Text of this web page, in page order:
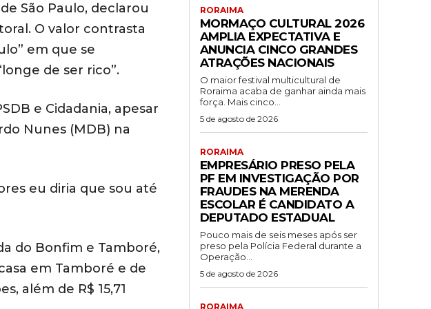
São Paulo, declarou
O valor contrasta
em que se
de ser rico”.
e Cidadania, apesar
Nunes (MDB) na
eu diria que sou até
do Bonfim e Tamboré,
em Tamboré e de
além de R$ 15,71
RORAIMA
MORMAÇO CULTURAL 2026
AMPLIA EXPECTATIVA E
ANUNCIA CINCO GRANDES
ATRAÇÕES NACIONAIS
O maior festival multicultural de
Roraima acaba de ganhar ainda mais
força. Mais cinco...
5 de agosto de 2026
RORAIMA
EMPRESÁRIO PRESO PELA
PF EM INVESTIGAÇÃO POR
FRAUDES NA MERENDA
ESCOLAR É CANDIDATO A
DEPUTADO ESTADUAL
Pouco mais de seis meses após ser
preso pela Polícia Federal durante a
Operação...
5 de agosto de 2026
RORAIMA